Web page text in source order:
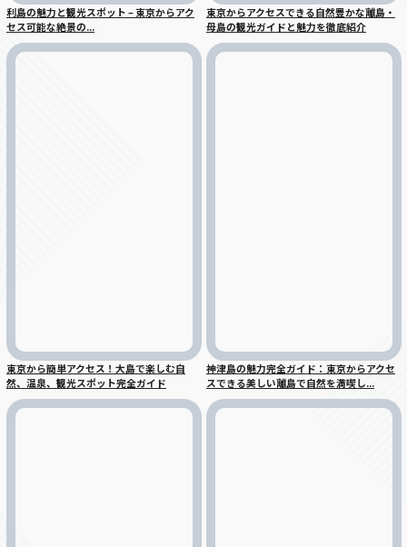
利島の魅力と観光スポット – 東京からアク
セス可能な絶景の...
東京からアクセスできる自然豊かな離島・
母島の観光ガイドと魅力を徹底紹介
東京から簡単アクセス！大島で楽しむ自
然、温泉、観光スポット完全ガイド
神津島の魅力完全ガイド：東京からアクセ
スできる美しい離島で自然を満喫し...